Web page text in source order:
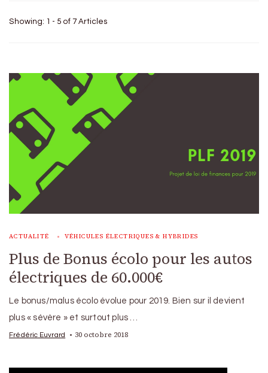
Showing: 1 - 5 of 7 Articles
ACTUALITÉ VÉHICULES ÉLECTRIQUES & HYBRIDES
Plus de Bonus écolo pour les autos
électriques de 60.000€
Le bonus/malus écolo évolue pour 2019. Bien sur il devient
plus « sévère » et surtout plus …
Frédéric Euvrard 30 octobre 2018